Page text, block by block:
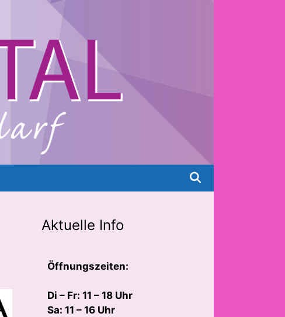
Aktuelle Info
Öffnungszeiten:
Di – Fr: 11 – 18 Uhr
Sa: 11 – 16 Uhr